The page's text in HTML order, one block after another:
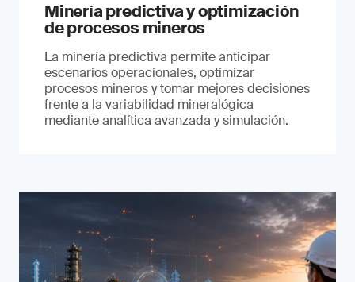
Minería predictiva y optimización
de procesos mineros
La minería predictiva permite anticipar
escenarios operacionales, optimizar
procesos mineros y tomar mejores decisiones
frente a la variabilidad mineralógica
mediante analítica avanzada y simulación.